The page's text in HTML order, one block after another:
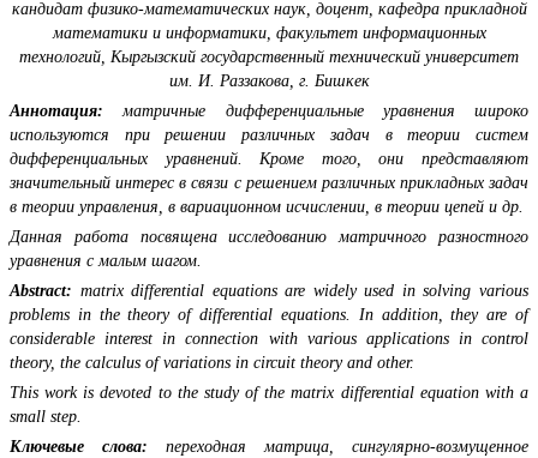
кандидат физико-математических наук, доцент, кафедра прикладной
математики и информатики, факультет информационных
технологий, Кыргызский государственный технический университет
им. И. Раззакова, г. Бишкек
Аннотация: матричные дифференциальные уравнения широко
используются при решении различных задач в теории систем
дифференциальных уравнений. Кроме того, они представляют
значительный интерес в связи с решением различных прикладных задач
в теории управления, в вариационном исчислении, в теории цепей и др.
Данная работа посвящена исследованию матричного разностного
уравнения с малым шагом.
Abstract: matrix differential equations are widely used in solving various
problems in the theory of differential equations. In addition, they are of
considerable interest in connection with various applications in control
theory, the calculus of variations in circuit theory and other.
This work is devoted to the study of the matrix differential equation with a
small step.
Ключевые слова: переходная матрица, сингулярно-возмущенное